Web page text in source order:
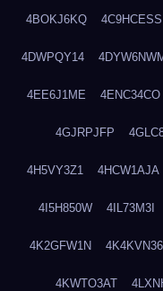
4BOKJ6KQ 4C9HCESS
4DWPQY14
4EE6J1ME 4ENC34CO
4GJRPJFP
4H5VY3Z1 4HCW1AJA
4I5H850W 4IL73M3I
4K2GFW1N 4K4KVN36
4KWTO3AT